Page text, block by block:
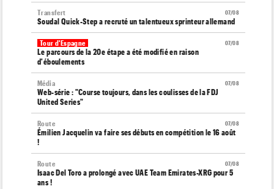
07/08
Transfert
Soudal Quick-Step a recruté un talentueux sprinteur allemand
07/08
Tour d'Espagne
Le parcours de la 20e étape a été modifié en raison
d'éboulements
07/08
Média
Web-série : "Course toujours, dans les coulisses de la FDJ
United Series"
07/08
Route
Émilien Jacquelin va faire ses débuts en compétition le 16 août
!
07/08
Route
Isaac Del Toro a prolongé avec UAE Team Emirates-XRG pour 5
ans !